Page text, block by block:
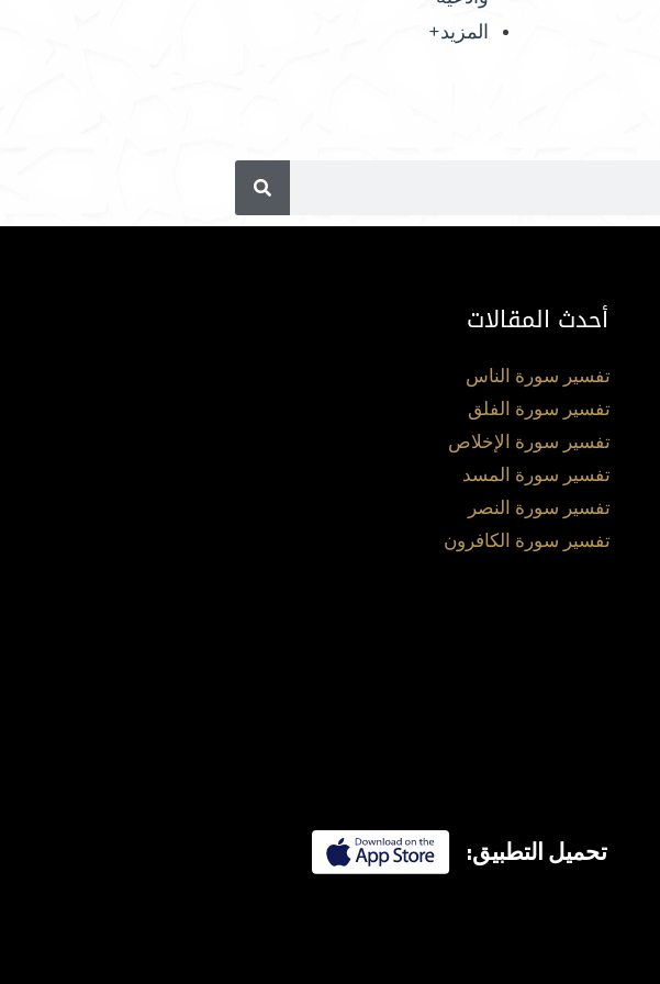
المزيد+
أحدث المقالات
تفسير سورة الناس
تفسير سورة الفلق
تفسير سورة الإخلاص
تفسير سورة المسد
تفسير سورة النصر
تفسير سورة الكافرون
تحميل التطبيق: